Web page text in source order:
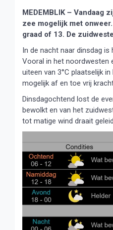
MEDEMBLIK – Vandaag
zee mogelijk met
graad of 13. De
In de nacht naar dinsdag
Vooral in het noordwesten
uiteen van 3°C plaatselijk
mogelijk af en toe vrij
Dinsdagochtend lost de
bewolkt en van het
tot matige wind draait